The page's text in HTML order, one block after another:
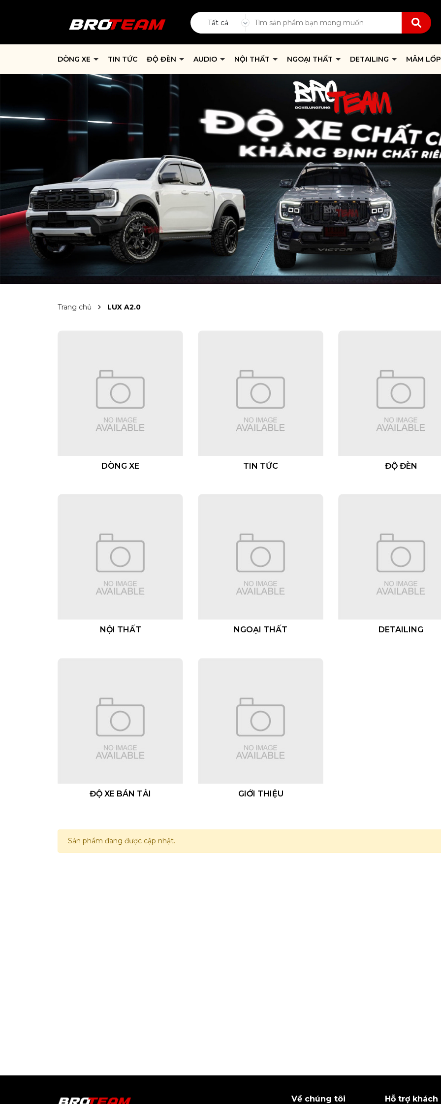
Tất cả
DÒNG XE TIN TỨC ĐỘ ĐÈN AUDIO NỘI THẤT NGOẠI THẤT DETAILING MÂM
Trang chủ LUX A2.0
DÒNG XE TIN TỨC ĐỘ ĐÈN
NỘI THẤT NGOẠI THẤT DETAILING
ĐỘ XE BÁN TẢI GIỚI THIỆU
Sản phẩm đang được cập nhật.
Về chúng tôi Hỗ trợ khách